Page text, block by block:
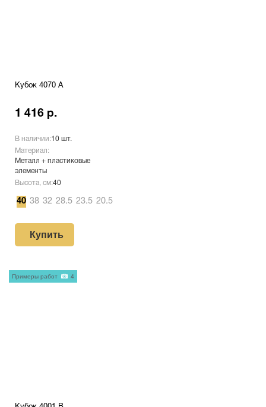
Кубок 4070 A
1 416 р.
В наличии:10 шт.
Материал:
Металл + пластиковые
элементы
Высота, см:40
40 38 32 28.5 23.5 20.5
Купить
Примеры работ 4